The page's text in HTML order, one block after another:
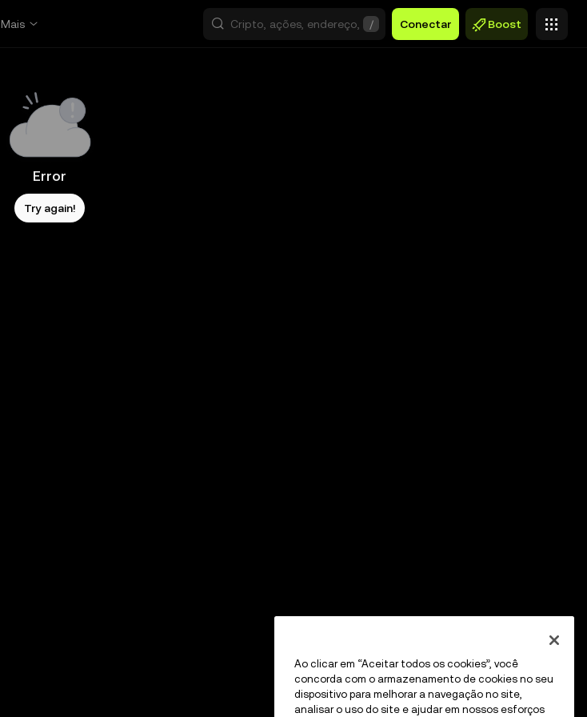
Mais / Conectar Boost
Error
Try again!
Ao clicar em “Aceitar todos os cookies”, você
concorda com o armazenamento de cookies no seu
dispositivo para melhorar a navegação no site,
analisar o uso do site e ajudar em nossos esforços